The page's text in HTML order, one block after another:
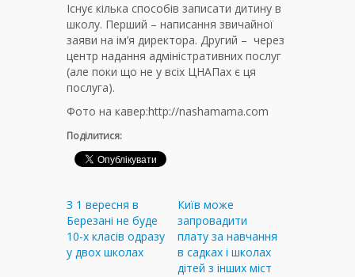
Існує кілька способів записати дитину в
школу. Перший – написання звичайної
заяви на ім’я директора. Другий – через
центр надання адміністративних послуг
(але поки що не у всіх ЦНАПах є ця
послуга).
Фото на кавер:http://nashamama.com
Поділитися:
З 1 вересня в
Березані не буде
10-х класів одразу
у двох школах
Київ може
запровадити
плату за навчання
в садках і школах
дітей з інших міст